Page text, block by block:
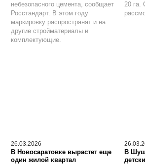
небезопасного цемента, сообщает
Росстандарт. В этом году
маркировку распространят и на
другие стройматериалы и
комплектующие.
20 га.
26.03.2026
В Новосаратовке вырастет еще
один жилой квартал
В